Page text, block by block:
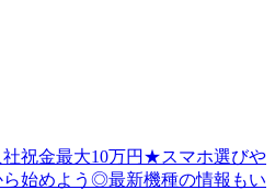
社祝金最大10万円★スマホ選びや
始めよう◎最新機種の情報もい